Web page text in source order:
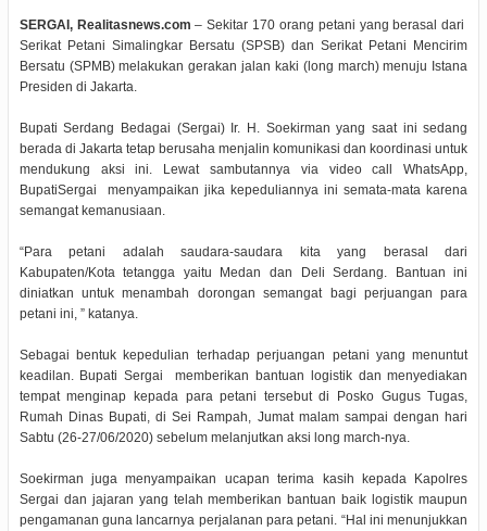
SERGAI, Realitasnews.com – Sekitar 170 orang petani yang berasal dari
Serikat Petani Simalingkar Bersatu (SPSB) dan Serikat Petani Mencirim
Bersatu (SPMB) melakukan gerakan jalan kaki (long march) menuju Istana
Presiden di Jakarta.
Bupati Serdang Bedagai (Sergai) Ir. H. Soekirman yang saat ini sedang
berada di Jakarta tetap berusaha menjalin komunikasi dan koordinasi untuk
mendukung aksi ini. Lewat sambutannya via video call WhatsApp,
BupatiSergai menyampaikan jika kepeduliannya ini semata-mata karena
semangat kemanusiaan.
“Para petani adalah saudara-saudara kita yang berasal dari
Kabupaten/Kota tetangga yaitu Medan dan Deli Serdang. Bantuan ini
diniatkan untuk menambah dorongan semangat bagi perjuangan para
petani ini, ” katanya.
Sebagai bentuk kepedulian terhadap perjuangan petani yang menuntut
keadilan. Bupati Sergai memberikan bantuan logistik dan menyediakan
tempat menginap kepada para petani tersebut di Posko Gugus Tugas,
Rumah Dinas Bupati, di Sei Rampah, Jumat malam sampai dengan hari
Sabtu (26-27/06/2020) sebelum melanjutkan aksi long march-nya.
Soekirman juga menyampaikan ucapan terima kasih kepada Kapolres
Sergai dan jajaran yang telah memberikan bantuan baik logistik maupun
pengamanan guna lancarnya perjalanan para petani. “Hal ini menunjukkan